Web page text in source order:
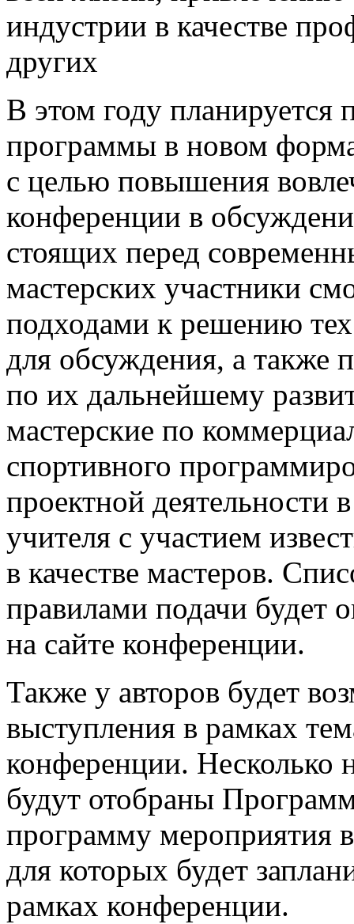
индустрии в качестве
других
В этом году планируется
программы в новом
с целью повышения
конференции в
стоящих перед
мастерских участники
подходами к решению
для обсуждения, а также
по их дальнейшему
мастерские по
спортивного
проектной
учителя с участием
в качестве мастеров.
правилами подачи будет
на сайте конференции.
Также у авторов будет
выступления в рамках
конференции. Несколько
будут отобраны
программу мероприятия
для которых будет
рамках конференции.